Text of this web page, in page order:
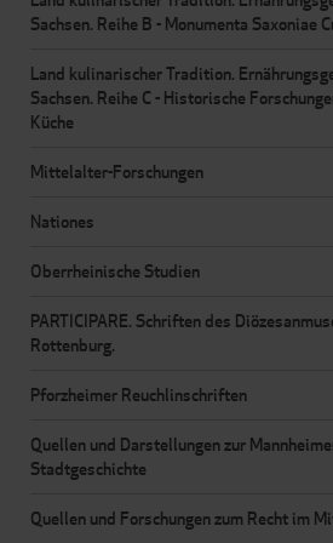
Sachsen. Reihe B - Monumenta Saxoniae
Land kulinarischer Tradition.
Sachsen. Reihe C - Historische
Küche
Mittelalter-Forschungen
Nationes
Oberrheinische Studien
PARTICIPARE. Schriften des
Rottenburg.
Pforzheimer Reuchlinschriften
Quellen und Darstellungen zur
Stadtgeschichte
Quellen und Forschungen zum Recht im